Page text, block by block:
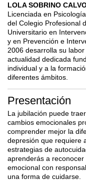
LOLA SOBRINO
Licenciada en
del Colegio Profesional
Universitario en
y en Prevención e
2006 desarrolla su labor
actualidad dedicada
individual y a la
diferentes ámbitos.
Presentación
La jubilación puede
cambios emocionales
comprender mejor la
depresión que requiere
estrategias de
aprenderás a
emocional con
una forma de cuidarse.